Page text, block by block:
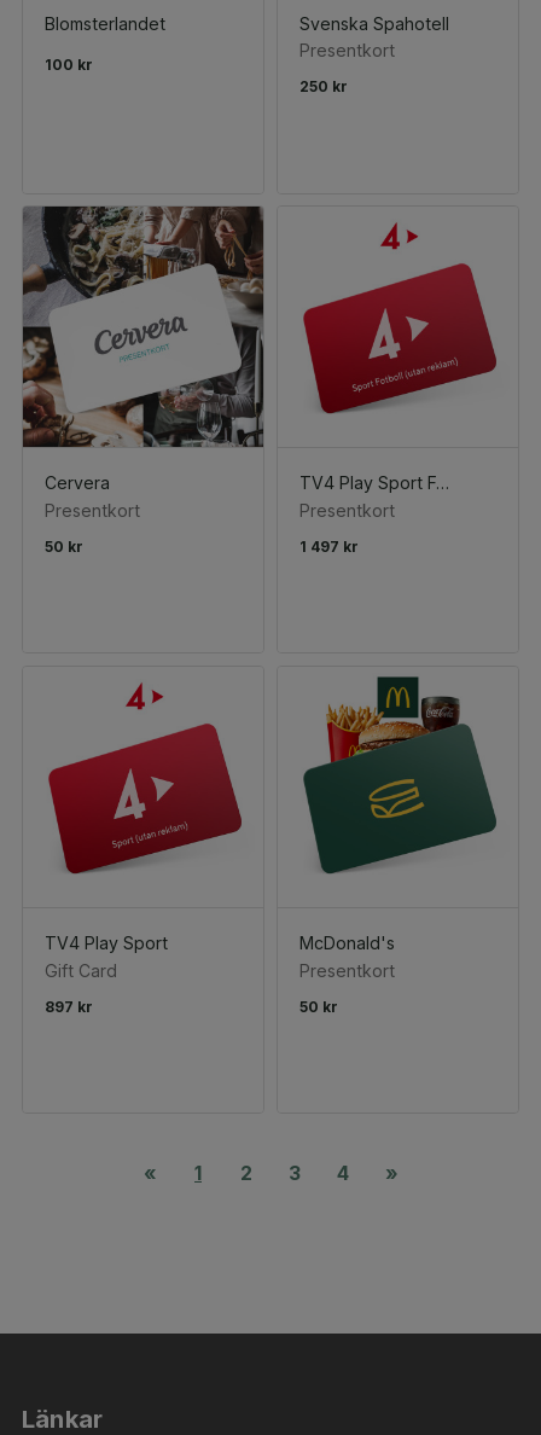
Blomsterlandet
100 kr
Svenska Spahotell
Presentkort
250 kr
Cervera
Presentkort
50 kr
TV4 Play Sport Fotboll (utan reklam)
Presentkort
1 497 kr
TV4 Play Sport
Gift Card
897 kr
McDonald's
Presentkort
50 kr
« 1 2 3 4 »
Länkar